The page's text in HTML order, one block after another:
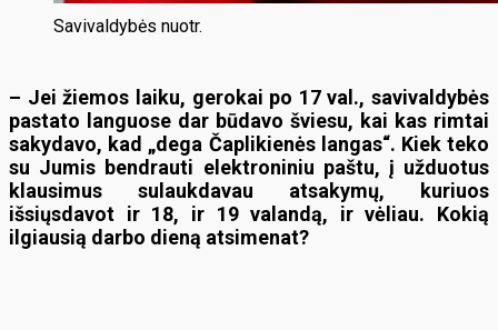
Savivaldybės nuotr.
– Jei žiemos laiku, gerokai po 17 val., savivaldybės
pastato languose dar būdavo šviesu, kai kas rimtai
sakydavo, kad „dega Čaplikienės langas“. Kiek teko
su Jumis bendrauti elektroniniu paštu, į užduotus
klausimus sulaukdavau atsakymų, kuriuos
išsiųsdavot ir 18, ir 19 valandą, ir vėliau. Kokią
ilgiausią darbo dieną atsimenat?